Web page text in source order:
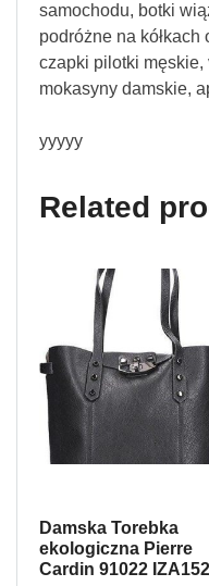
samochodu, botki
podróżne na
czapki pilotki
mokasyny damskie,
yyyyy
Related
Damska Torebka
ekologiczna Pierre
Cardin 91022 IZA152